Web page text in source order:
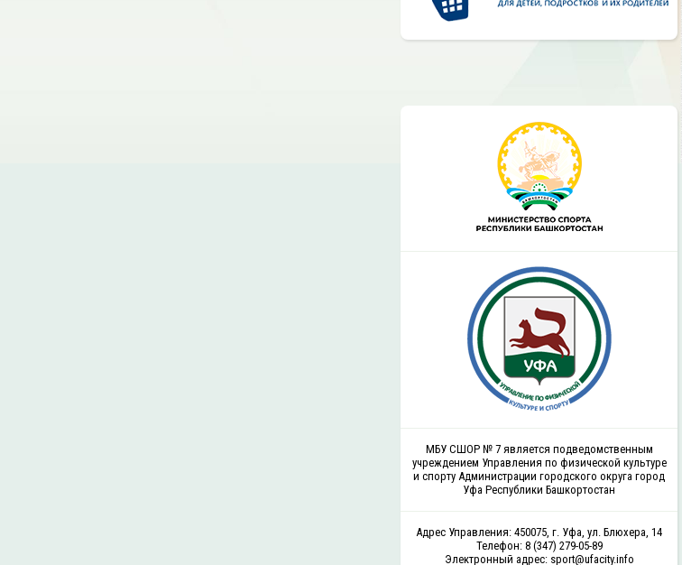
МБУ СШОР № 7 является подведомственным
учреждением Управления по физической культуре
и спорту Администрации городского округа город
Уфа Республики Башкортостан
Адрес Управления: 450075, г. Уфа, ул. Блюхера, 14
Телефон: 8 (347) 279-05-89
Электронный адрес: sport@ufacity.info